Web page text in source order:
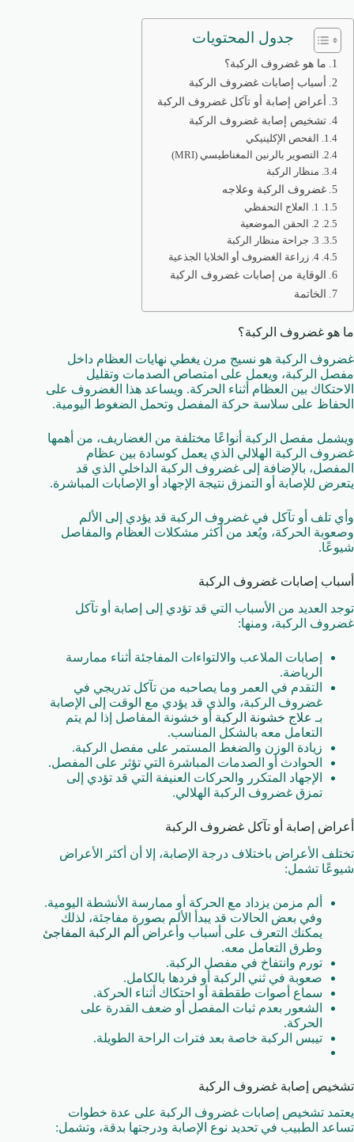
جدول المحتويات
ما هو غضروف الركبة؟
أسباب إصابات غضروف الركبة
أعراض إصابة أو تآكل غضروف الركبة
تشخيص إصابة غضروف الركبة
الفحص الإكلينيكي
التصوير بالرنين المغناطيسي (MRI)
منظار الركبة
غضروف الركبة وعلاجه
1. العلاج التحفظي
2. الحقن الموضعية
3. جراحة منظار الركبة
4. زراعة الغضروف أو الخلايا الجذعية
الوقاية من إصابات غضروف الركبة
الخاتمة
ما هو غضروف الركبة؟
غضروف الركبة هو نسيج مرن يغطي نهايات العظام داخل
مفصل الركبة، ويعمل على امتصاص الصدمات وتقليل
الاحتكاك بين العظام أثناء الحركة. ويساعد هذا الغضروف على
الحفاظ على سلاسة حركة المفصل وتحمل الضغوط اليومية.
ويشمل مفصل الركبة أنواعًا مختلفة من الغضاريف، من أهمها
غضروف الركبة الهلالي الذي يعمل كوسادة بين عظام
المفصل، بالإضافة إلى غضروف الركبة الداخلي الذي قد
يتعرض للإصابة أو التمزق نتيجة الإجهاد أو الإصابات المباشرة.
وأي تلف أو تآكل في غضروف الركبة قد يؤدي إلى الألم
وصعوبة الحركة، ويُعد من أكثر مشكلات العظام والمفاصل
شيوعًا.
أسباب إصابات غضروف الركبة
توجد العديد من الأسباب التي قد تؤدي إلى إصابة أو تآكل
غضروف الركبة، ومنها:
إصابات الملاعب والالتواءات المفاجئة أثناء ممارسة
الرياضة.
التقدم في العمر وما يصاحبه من تآكل تدريجي في
غضروف الركبة، والذي قد يؤدي مع الوقت إلى الإصابة
بـ علاج خشونة الركبة أو خشونة المفاصل إذا لم يتم
التعامل معه بالشكل المناسب.
زيادة الوزن والضغط المستمر على مفصل الركبة.
الحوادث أو الصدمات المباشرة التي تؤثر على المفصل.
الإجهاد المتكرر والحركات العنيفة التي قد تؤدي إلى
تمزق غضروف الركبة الهلالي.
أعراض إصابة أو تآكل غضروف الركبة
تختلف الأعراض باختلاف درجة الإصابة، إلا أن أكثر الأعراض
شيوعًا تشمل:
ألم مزمن يزداد مع الحركة أو ممارسة الأنشطة اليومية.
وفي بعض الحالات قد يبدأ الألم بصورة مفاجئة، لذلك
يمكنك التعرف على أسباب وأعراض ألم الركبة المفاجئ
وطرق التعامل معه.
تورم وانتفاخ في مفصل الركبة.
صعوبة في ثني الركبة أو فردها بالكامل.
سماع أصوات طقطقة أو احتكاك أثناء الحركة.
الشعور بعدم ثبات المفصل أو ضعف القدرة على
الحركة.
تيبس الركبة خاصة بعد فترات الراحة الطويلة.
تشخيص إصابة غضروف الركبة
يعتمد تشخيص إصابات غضروف الركبة على عدة خطوات
تساعد الطبيب في تحديد نوع الإصابة ودرجتها بدقة، وتشمل: